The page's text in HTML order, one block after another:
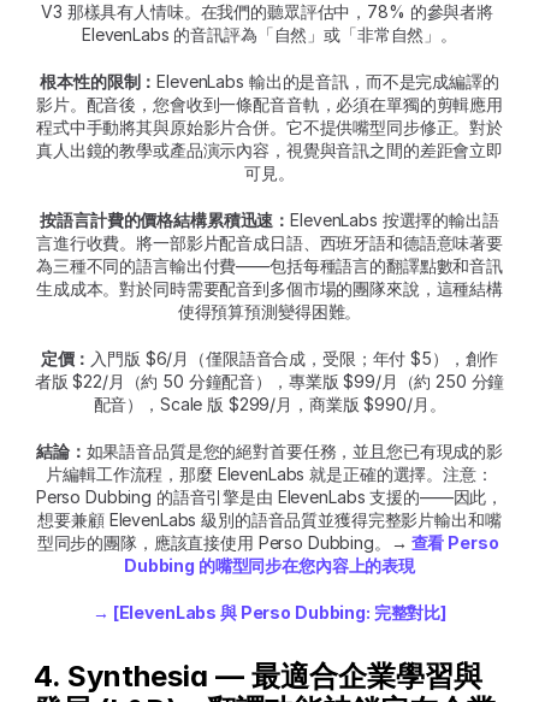
V3 那樣具有人情味。在我們的聽眾評估中，78% 的參與者將
ElevenLabs 的音訊評為「自然」或「非常自然」。
根本性的限制：ElevenLabs 輸出的是音訊，而不是完成編譯的
影片。配音後，您會收到一條配音音軌，必須在單獨的剪輯應用
程式中手動將其與原始影片合併。它不提供嘴型同步修正。對於
真人出鏡的教學或產品演示內容，視覺與音訊之間的差距會立即
可見。
按語言計費的價格結構累積迅速：ElevenLabs 按選擇的輸出語
言進行收費。將一部影片配音成日語、西班牙語和德語意味著要
為三種不同的語言輸出付費——包括每種語言的翻譯點數和音訊
生成成本。對於同時需要配音到多個市場的團隊來說，這種結構
使得預算預測變得困難。
定價： 入門版 $6/月（僅限語音合成，受限；年付 $5），創作
者版 $22/月（約 50 分鐘配音），專業版 $99/月（約 250 分鐘
配音），Scale 版 $299/月，商業版 $990/月。
結論： 如果語音品質是您的絕對首要任務，並且您已有現成的影
片編輯工作流程，那麼 ElevenLabs 就是正確的選擇。注意：
Perso Dubbing 的語音引擎是由 ElevenLabs 支援的——因此，
想要兼顧 ElevenLabs 級別的語音品質並獲得完整影片輸出和嘴
型同步的團隊，應該直接使用 Perso Dubbing。
→ 查看 Perso
Dubbing 的嘴型同步在您內容上的表現
→ [ElevenLabs 與 Perso Dubbing: 完整對比]
4. Synthesia — 最適合企業學習與